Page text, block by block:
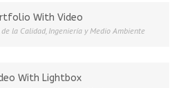
With Video
de la Calidad Ingeniería y Medio Ambiente
With Lightbox